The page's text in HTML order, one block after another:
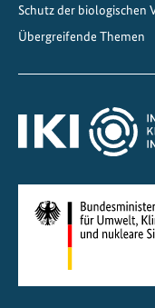
Schutz der biologischen
Übergreifende Themen